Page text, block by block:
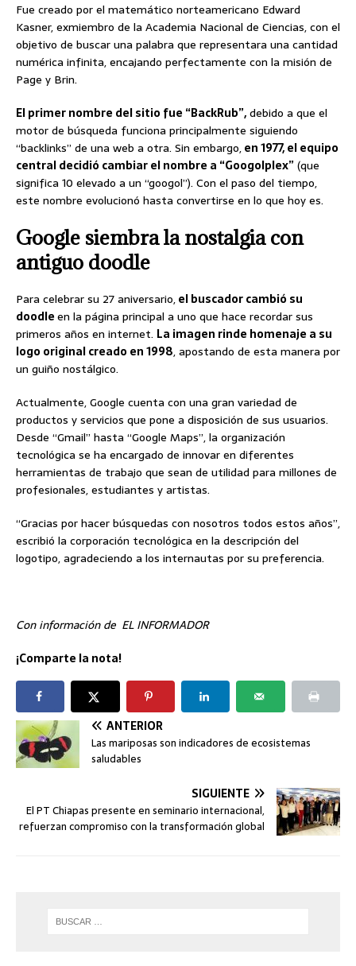
Fue creado por el matemático norteamericano Edward
Kasner, exmiembro de la Academia Nacional de Ciencias, con el
objetivo de buscar una palabra que representara una cantidad
numérica infinita, encajando perfectamente con la misión de
Page y Brin.
El primer nombre del sitio fue “BackRub”,debido a que el
motor de búsqueda funciona principalmente siguiendo
“backlinks” de una web a otra. Sin embargo,en 1977, el equipo
central decidió cambiar el nombre a “Googolplex”(que
significa 10 elevado a un “googol”). Con el paso del tiempo,
este nombre evolucionó hasta convertirse en lo que hoy es.
Google siembra la nostalgia con
antiguo doodle
Para celebrar su 27 aniversario,el buscador cambió su
doodleen la página principal a uno que hace recordar sus
primeros años en internet. La imagen rinde homenaje a su
logo original creado en 1998, apostando de esta manera por
un guiño nostálgico.
Actualmente, Google cuenta con una gran variedad de
productos y servicios que pone a disposición de sus usuarios.
Desde “Gmail” hasta “Google Maps”, la organización
tecnológica se ha encargado de innovar en diferentes
herramientas de trabajo que sean de utilidad para millones de
profesionales, estudiantes y artistas.
“Gracias por hacer búsquedas con nosotros todos estos años”,
escribió la corporación tecnológica en la descripción del
logotipo, agradeciendo a los internautas por su preferencia.
Con información de EL INFORMADOR
¡Comparte la nota!
ANTERIOR
Las mariposas son indicadores de ecosistemas
saludables
SIGUIENTE
El PT Chiapas presente en seminario internacional,
refuerzan compromiso con la transformación global